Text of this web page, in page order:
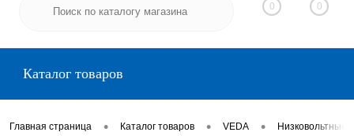
0 0
Каталог товаров
Главная страница • Каталог товаров • VEDA •